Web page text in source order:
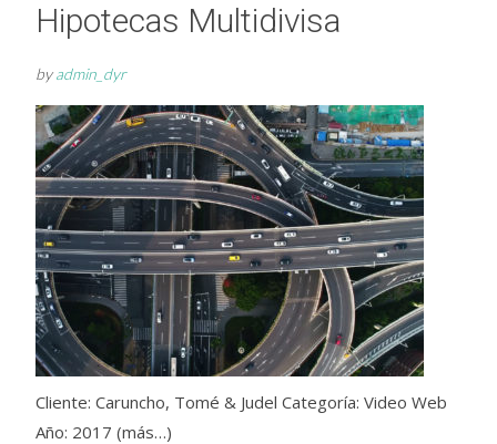
Hipotecas Multidivisa
byadmin_dyr
Cliente: Caruncho, Tomé & Judel Categoría: Video Web
Año: 2017 (más…)